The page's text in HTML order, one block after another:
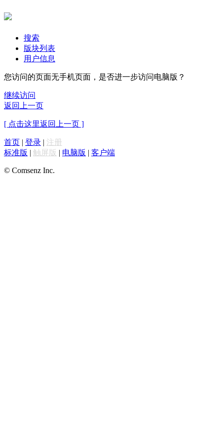
搜索
版块列表
用户信息
您访问的页面无手机页面，是否进一步访问电脑版？
继续访问
返回上一页
[ 点击这里返回上一页 ]
首页 | 登录 | 注册
标准版 | 触屏版 | 电脑版 | 客户端
© Comsenz Inc.